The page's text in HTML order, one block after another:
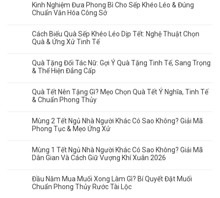
Kinh Nghiệm Đưa Phong Bì Cho Sếp Khéo Léo & Đúng
Chuẩn Văn Hóa Công Sở
Cách Biếu Quà Sếp Khéo Léo Dịp Tết: Nghệ Thuật Chọn
Quà & Ứng Xử Tinh Tế
Quà Tặng Đối Tác Nữ: Gợi Ý Quà Tặng Tinh Tế, Sang Trọng
& Thể Hiện Đẳng Cấp
Quà Tết Nên Tặng Gì? Mẹo Chọn Quà Tết Ý Nghĩa, Tinh Tế
& Chuẩn Phong Thủy
Mùng 2 Tết Ngủ Nhà Người Khác Có Sao Không? Giải Mã
Phong Tục & Mẹo Ứng Xử
Mùng 1 Tết Ngủ Nhà Người Khác Có Sao Không? Giải Mã
Dân Gian Và Cách Giữ Vượng Khí Xuân 2026
Đầu Năm Mua Muối Xong Làm Gì? Bí Quyết Đặt Muối
Chuẩn Phong Thủy Rước Tài Lộc